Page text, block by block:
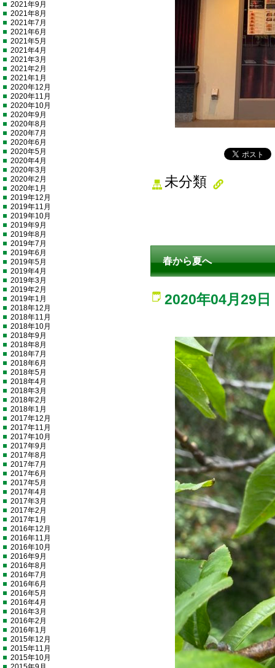
未分類
春から夏へ
2020年04月29日
2021年9月
2021年8月
2021年7月
2021年6月
2021年5月
2021年4月
2021年3月
2021年2月
2021年1月
2020年12月
2020年11月
2020年10月
2020年9月
2020年8月
2020年7月
2020年6月
2020年5月
2020年4月
2020年3月
2020年2月
2020年1月
2019年12月
2019年11月
2019年10月
2019年9月
2019年8月
2019年7月
2019年6月
2019年5月
2019年4月
2019年3月
2019年2月
2019年1月
2018年12月
2018年11月
2018年10月
2018年9月
2018年8月
2018年7月
2018年6月
2018年5月
2018年4月
2018年3月
2018年2月
2018年1月
2017年12月
2017年11月
2017年10月
2017年9月
2017年8月
2017年7月
2017年6月
2017年5月
2017年4月
2017年3月
2017年2月
2017年1月
2016年12月
2016年11月
2016年10月
2016年9月
2016年8月
2016年7月
2016年6月
2016年5月
2016年4月
2016年3月
2016年2月
2016年1月
2015年12月
2015年11月
2015年10月